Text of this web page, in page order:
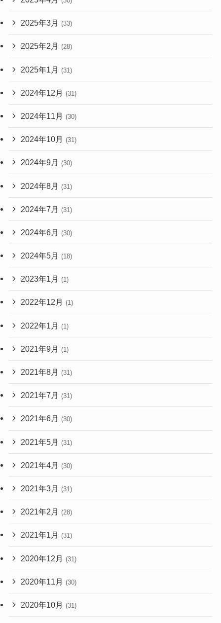
2025年3月 (33)
2025年2月 (28)
2025年1月 (31)
2024年12月 (31)
2024年11月 (30)
2024年10月 (31)
2024年9月 (30)
2024年8月 (31)
2024年7月 (31)
2024年6月 (30)
2024年5月 (18)
2023年1月 (1)
2022年12月 (1)
2022年1月 (1)
2021年9月 (1)
2021年8月 (31)
2021年7月 (31)
2021年6月 (30)
2021年5月 (31)
2021年4月 (30)
2021年3月 (31)
2021年2月 (28)
2021年1月 (31)
2020年12月 (31)
2020年11月 (30)
2020年10月 (31)